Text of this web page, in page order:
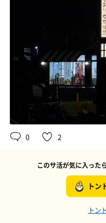
0 2
このサ活が気に入った
トン
トン